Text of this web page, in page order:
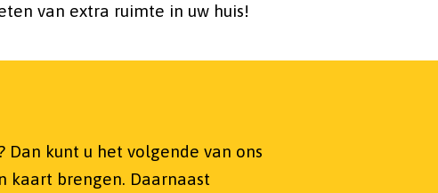
van extra ruimte in uw huis!
Dan kunt u het volgende van ons
kaart brengen. Daarnaast